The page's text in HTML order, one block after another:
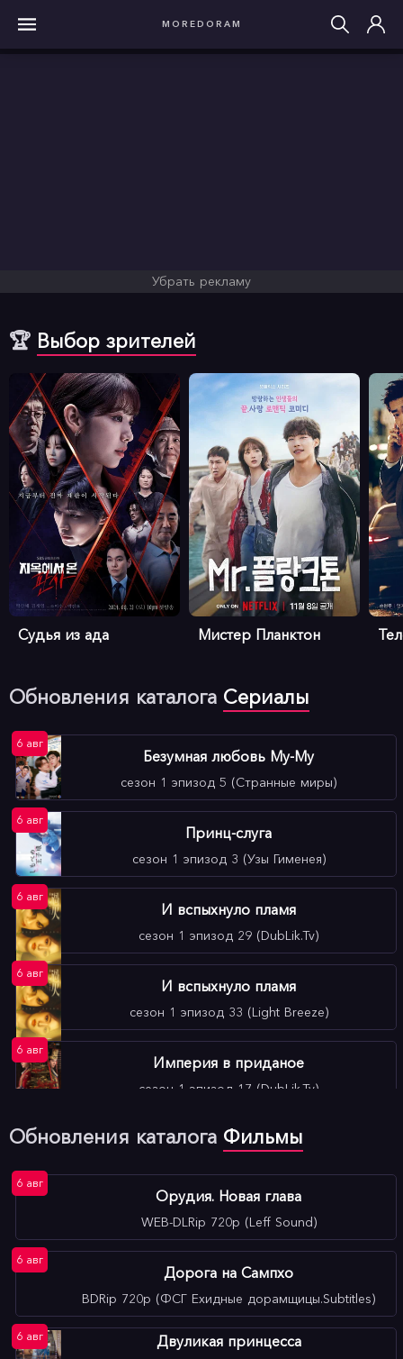
MOREDORAM
Убрать рекламу
🏆 Выбор зрителей
Судья из ада Мистер Планктон
Обновления каталога Сериалы
6 авг
Безумная любовь Му-Му
сезон 1 эпизод 5 (Странные миры)
6 авг
Принц-слуга
сезон 1 эпизод 3 (Узы Гименея)
6 авг
И вспыхнуло пламя
сезон 1 эпизод 29 (DubLik.Tv)
6 авг
И вспыхнуло пламя
сезон 1 эпизод 33 (Light Breeze)
6 авг
Империя в приданое
сезон 1 эпизод 17 (DubLik.Tv)
6 авг
Империя в приданое
Расцвет силы
сезон 1 эпизод 23 (SlothSound)
И вспыхнуло пламя
сезон 1 эпизод 27 (SlothSound)
6 авг
Обновления каталога Фильмы
6 авг
Орудия. Новая глава
WEB-DLRip 720p (Leff Sound)
6 авг
Дорога на Сампхо
BDRip 720p (ФСГ Ехидные дорамщицы.Subtitles)
6 авг Двуликая принцесса